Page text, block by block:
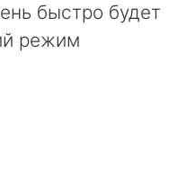
быстро будет
режим